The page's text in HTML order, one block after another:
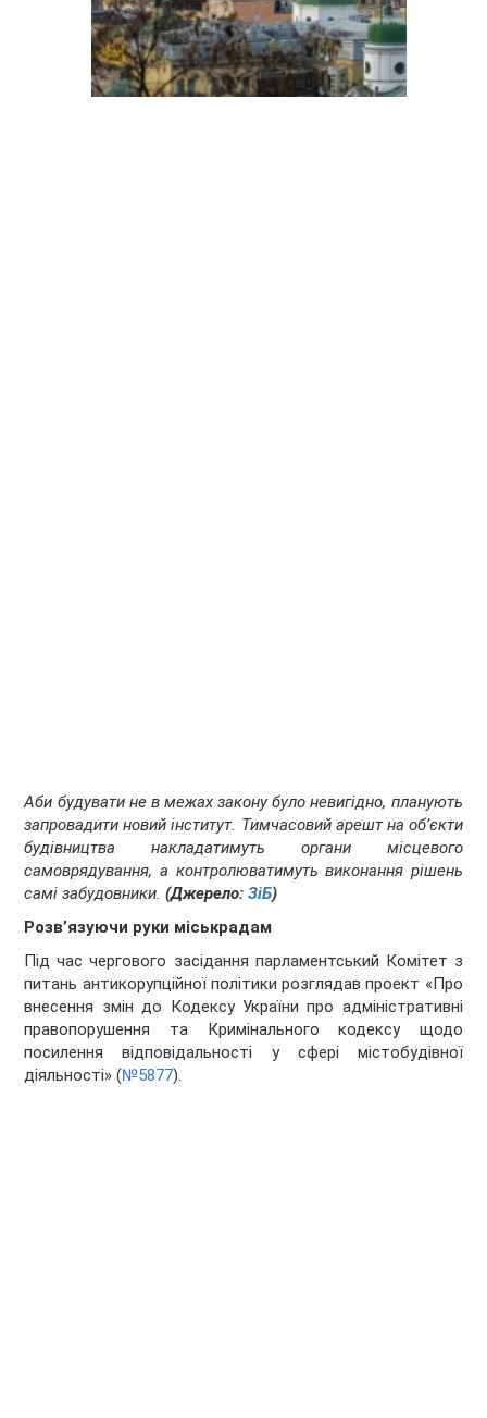
Аби будувати не в межах закону було невигідно, планують
запровадити новий інститут. Тимчасовий арешт на об’єкти
будівництва накладатимуть органи місцевого
самоврядування, а контролюватимуть виконання рішень
самі забудовники. (Джерело:ЗіБ)
Розв’язуючи руки міськрадам
Під час чергового засідання парламентський Комітет з
питань антикорупційної політики розглядав проект «Про
внесення змін до Кодексу України про адміністративні
правопорушення та Кримінального кодексу щодо
посилення відповідальності у сфері містобудівної
діяльності» (№5877).